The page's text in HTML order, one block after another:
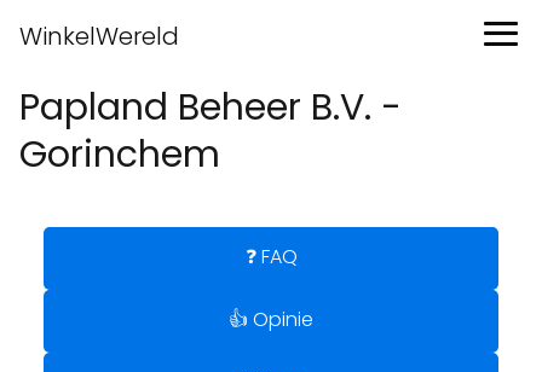
WinkelWereld
Papland Beheer B.V. -
Gorinchem
❓ FAQ
👍 Opinie